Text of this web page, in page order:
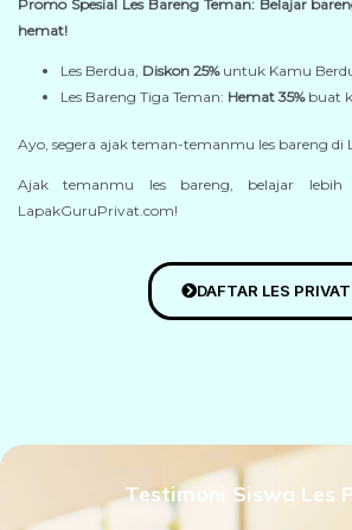
Promo Spesial Les Bareng Teman: Belajar
hemat!
Les Berdua, Diskon 25%untuk Kamu
Les Bareng Tiga Teman: Hemat 35%buat
Ayo, segera ajak teman-temanmu les bareng
Ajak temanmu les bareng, belajar
LapakGuruPrivat.com!
DAFTAR LES PRIVAT
Testimoni Siswa Les